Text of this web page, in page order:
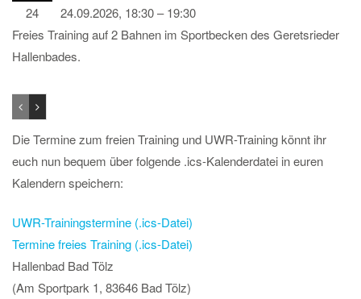
24
24.09.2026, 18:30 – 19:30
Freies Training auf 2 Bahnen im Sportbecken des Geretsrieder
Hallenbades.
Die Termine zum freien Training und UWR-Training könnt ihr
euch nun bequem über folgende .ics-Kalenderdatei in euren
Kalendern speichern:
UWR-Trainingstermine (.ics-Datei)
Termine freies Training (.ics-Datei)
Hallenbad Bad Tölz
(Am Sportpark 1, 83646 Bad Tölz)